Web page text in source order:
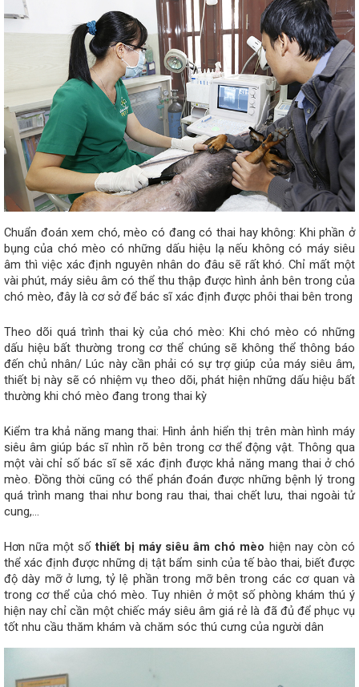
Chuẩn đoán xem chó, mèo có đang có thai hay không: Khi phần ở
bụng của chó mèo có những dấu hiệu lạ nếu không có máy siêu
âm thì việc xác định nguyên nhân do đâu sẽ rất khó. Chỉ mất một
vài phút, máy siêu âm có thể thu thập được hình ảnh bên trong của
chó mèo, đây là cơ sở để bác sĩ xác định được phôi thai bên trong
Theo dõi quá trình thai kỳ của chó mèo: Khi chó mèo có những
dấu hiệu bất thường trong cơ thể chúng sẽ không thể thông báo
đến chủ nhân/ Lúc này cần phải có sự trợ giúp của máy siêu âm,
thiết bị này sẽ có nhiệm vụ theo dõi, phát hiện những dấu hiệu bất
thường khi chó mèo đang trong thai kỳ
Kiểm tra khả năng mang thai: Hình ảnh hiển thị trên màn hình máy
siêu âm giúp bác sĩ nhìn rõ bên trong cơ thể động vật. Thông qua
một vài chỉ số bác sĩ sẽ xác định được khả năng mang thai ở chó
mèo. Đồng thời cũng có thể phán đoán được những bệnh lý trong
quá trình mang thai như bong rau thai, thai chết lưu, thai ngoài tử
cung,...
Hơn nữa một số thiết bị máy siêu âm chó mèo hiện nay còn có
thể xác định được những dị tật bẩm sinh của tế bào thai, biết được
độ dày mỡ ở lưng, tỷ lệ phần trong mỡ bên trong các cơ quan và
trong cơ thể của chó mèo. Tuy nhiên ở một số phòng khám thú ý
hiện nay chỉ cần một chiếc máy siêu âm giá rẻ là đã đủ để phục vụ
tốt nhu cầu thăm khám và chăm sóc thú cưng của người dân